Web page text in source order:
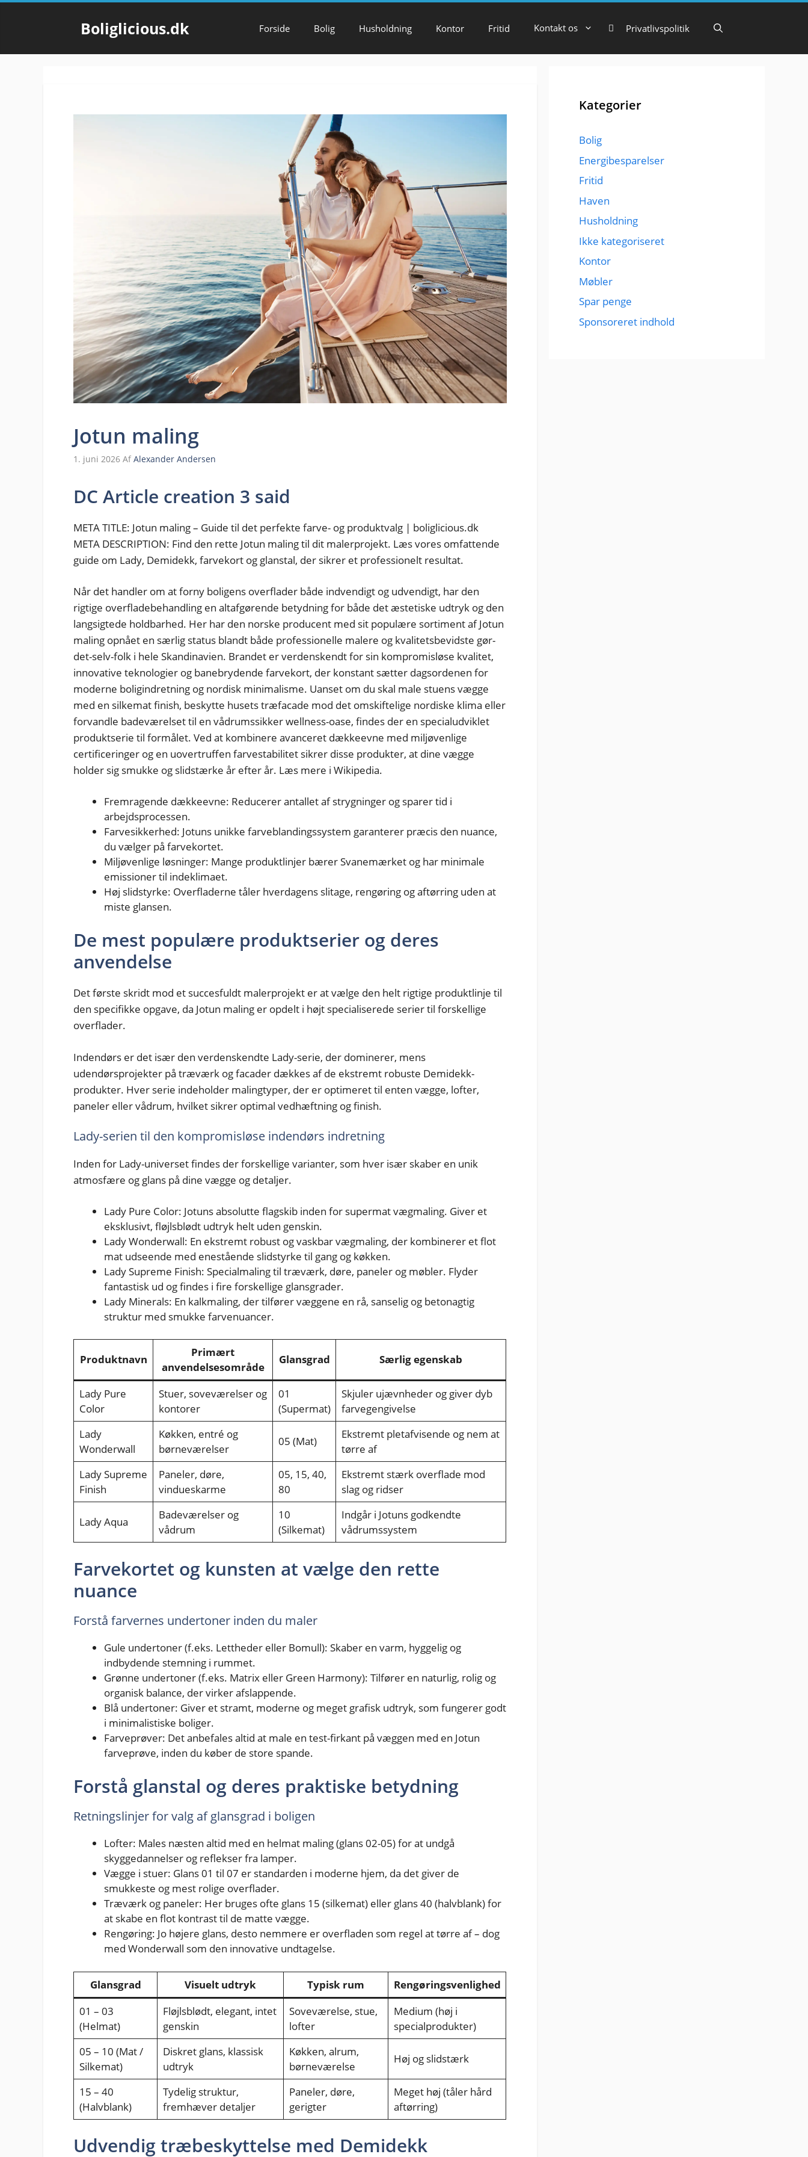
Hop
Boliglicious.dk Forside Bolig Husholdning Kontor Fritid Kontakt os Privatlivspolitik
Jotun maling
1. juni 2026 Af Alexander Andersen
DC Article creation 3 said
META TITLE: Jotun maling – Guide til det perfekte farve- og produktvalg | boliglicious.dk
META DESCRIPTION: Find den rette Jotun maling til dit malerprojekt. Læs vores omfattende
guide om Lady, Demidekk, farvekort og glanstal, der sikrer et professionelt resultat.
Når det handler om at forny boligens overflader både indvendigt og udvendigt, har den
rigtige overfladebehandling en altafgørende betydning for både det æstetiske udtryk og den
langsigtede holdbarhed. Her har den norske producent med sit populære sortiment af Jotun
maling opnået en særlig status blandt både professionelle malere og kvalitetsbevidste gør-
det-selv-folk i hele Skandinavien. Brandet er verdenskendt for sin kompromisløse kvalitet,
innovative teknologier og banebrydende farvekort, der konstant sætter dagsordenen for
moderne boligindretning og nordisk minimalisme. Uanset om du skal male stuens vægge
med en silkemat finish, beskytte husets træfacade mod det omskiftelige nordiske klima eller
forvandle badeværelset til en vådrumssikker wellness-oase, findes der en specialudviklet
produktserie til formålet. Ved at kombinere avanceret dækkeevne med miljøvenlige
certificeringer og en uovertruffen farvestabilitet sikrer disse produkter, at dine vægge
holder sig smukke og slidstærke år efter år. Læs mere i Wikipedia.
Fremragende dækkeevne: Reducerer antallet af strygninger og sparer tid i
arbejdsprocessen.
Farvesikkerhed: Jotuns unikke farveblandingssystem garanterer præcis den nuance,
du vælger på farvekortet.
Miljøvenlige løsninger: Mange produktlinjer bærer Svanemærket og har minimale
emissioner til indeklimaet.
Høj slidstyrke: Overfladerne tåler hverdagens slitage, rengøring og aftørring uden at
miste glansen.
De mest populære produktserier og deres
anvendelse
Det første skridt mod et succesfuldt malerprojekt er at vælge den helt rigtige produktlinje til
den specifikke opgave, da Jotun maling er opdelt i højt specialiserede serier til forskellige
overflader.
Indendørs er det især den verdenskendte Lady-serie, der dominerer, mens
udendørsprojekter på træværk og facader dækkes af de ekstremt robuste Demidekk-
produkter. Hver serie indeholder malingtyper, der er optimeret til enten vægge, lofter,
paneler eller vådrum, hvilket sikrer optimal vedhæftning og finish.
Lady-serien til den kompromisløse indendørs indretning
Inden for Lady-universet findes der forskellige varianter, som hver især skaber en unik
atmosfære og glans på dine vægge og detaljer.
Lady Pure Color: Jotuns absolutte flagskib inden for supermat vægmaling. Giver et
eksklusivt, fløjlsblødt udtryk helt uden genskin.
Lady Wonderwall: En ekstremt robust og vaskbar vægmaling, der kombinerer et flot
mat udseende med enestående slidstyrke til gang og køkken.
Lady Supreme Finish: Specialmaling til træværk, døre, paneler og møbler. Flyder
fantastisk ud og findes i fire forskellige glansgrader.
Lady Minerals: En kalkmaling, der tilfører væggene en rå, sanselig og betonagtig
struktur med smukke farvenuancer.
Produktnavn
Primært
anvendelsesområde
Glansgrad Særlig egenskab
Lady Pure
Color
Stuer, soveværelser og
kontorer
01
(Supermat)
Skjuler ujævnheder og giver dyb
farvegengivelse
Lady
Wonderwall
Køkken, entré og
børneværelser
05 (Mat)
Ekstremt pletafvisende og nem at
tørre af
Lady Supreme
Finish
Paneler, døre,
vindueskarme
05, 15, 40,
80
Ekstremt stærk overflade mod
slag og ridser
Lady Aqua
Badeværelser og
vådrum
10
(Silkemat)
Indgår i Jotuns godkendte
vådrumssystem
Farvekortet og kunsten at vælge den rette
nuance
Forstå farvernes undertoner inden du maler
Gule undertoner (f.eks. Lettheder eller Bomull): Skaber en varm, hyggelig og
indbydende stemning i rummet.
Grønne undertoner (f.eks. Matrix eller Green Harmony): Tilfører en naturlig, rolig og
organisk balance, der virker afslappende.
Blå undertoner: Giver et stramt, moderne og meget grafisk udtryk, som fungerer godt
i minimalistiske boliger.
Farveprøver: Det anbefales altid at male en test-firkant på væggen med en Jotun
farveprøve, inden du køber de store spande.
Forstå glanstal og deres praktiske betydning
Retningslinjer for valg af glansgrad i boligen
Lofter: Males næsten altid med en helmat maling (glans 02-05) for at undgå
skyggedannelser og reflekser fra lamper.
Vægge i stuer: Glans 01 til 07 er standarden i moderne hjem, da det giver de
smukkeste og mest rolige overflader.
Træværk og paneler: Her bruges ofte glans 15 (silkemat) eller glans 40 (halvblank) for
at skabe en flot kontrast til de matte vægge.
Rengøring: Jo højere glans, desto nemmere er overfladen som regel at tørre af – dog
med Wonderwall som den innovative undtagelse.
Glansgrad Visuelt udtryk Typisk rum
Rengøringsvenlighed
01 – 03
(Helmat)
Fløjlsblødt, elegant, intet
genskin
Soveværelse, stue,
lofter
Medium (høj i
specialprodukter)
05 – 10 (Mat /
Silkemat)
Diskret glans, klassisk
udtryk
Køkken, alrum,
børneværelse
Høj og slidstærk
15 – 40
(Halvblank)
Tydelig struktur,
fremhæver detaljer
Paneler, døre,
gerigter
Meget høj (tåler hård
aftørring)
Udvendig træbeskyttelse med Demidekk
Kategorier
Bolig
Energibesparelser
Fritid
Haven
Husholdning
Ikke kategoriseret
Kontor
Møbler
Spar penge
Sponsoreret indhold